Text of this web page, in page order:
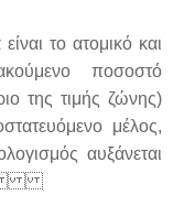
το ατομικό και
ποσοστό
της τιμής ζώνης)
μέλος,
αυξάνεται